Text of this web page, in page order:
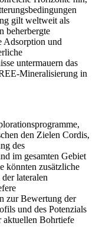
gilt weltweit als
beherbergte
Adsorption und
untermauern das
Mineralisierung in
den Zielen Cordis,
des
im gesamten Gebiet
könnten zusätzliche
lateralen
zur Bewertung der
und des Potenzials
aktuellen Bohrtiefe